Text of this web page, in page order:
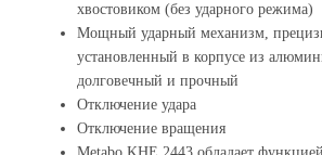
хвостовиком (без ударного режима)
Мощный ударный механизм,
установленный в корпусе из
долговечный и прочный
Отключение удара
Отключение вращения